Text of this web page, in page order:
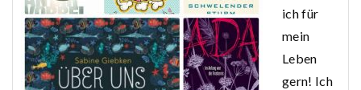
ich für
mein
Leben
gern! Ich